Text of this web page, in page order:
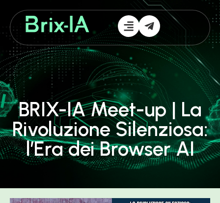
BRIX-IA Meet-up | La
Rivoluzione Silenziosa:
l’Era dei Browser AI